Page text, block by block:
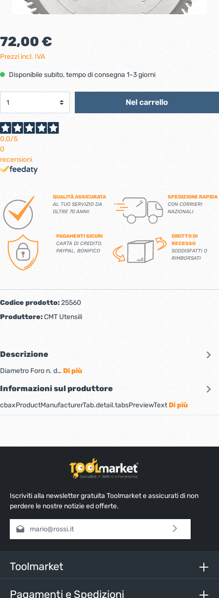
72,00 €
Prezzi incl. IVA
Disponibile subito, tempo di consegna 1-3 giorni
Nel carrello
0,0/5
0
recensioni
QUALITÀ ASSICURATA
AL TUO SERVIZIO DA
OLTRE 70 ANNI!
SPEDIZIONE RAPIDA
CON CORRIERI
NAZIONALI
PAGAMENTI SICURI
CARTA DI CREDITO,
PAYPAL, BONIFICO
DIRITTO DI
RECESSO
SODDISFATTI O
RIMBORSATI
Codice prodotto:25560
Produttore:CMT Utensili
Descrizione
Diametro Foro n. d… Di più
Informazioni sul produttore
cbaxProductManufacturerTab.detail.tabsPreviewTextDi più
Iscriviti alla newsletter gratuita Toolmarket e assicurati di non
perdere le nostre notizie ed offerte.
Indirizzo e-mail*
nostri termini e condizioni generali
Inserisci i caratteri sopra*
Toolmarket
Pagamenti e Spedizioni